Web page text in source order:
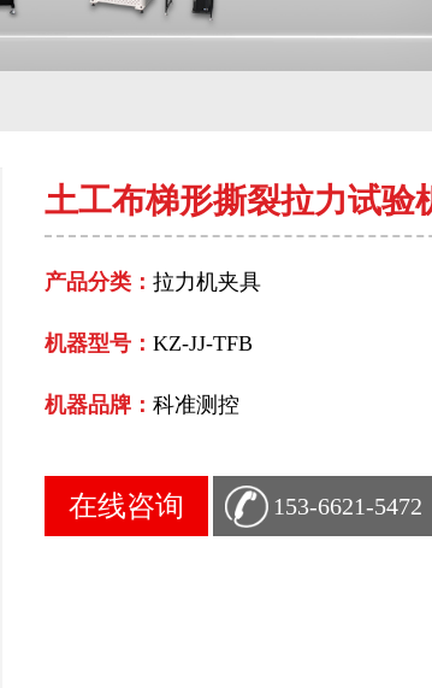
土工布梯形撕裂拉力试验
产品分类： 拉力机夹具
机器型号： KZ-JJ-TFB
机器品牌： 科准测控
在线咨询 153-6621-5472